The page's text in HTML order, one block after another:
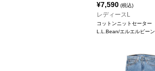
¥7,590 (税込)
レディースL
コットンニットセーター
L.L.Bean/エルエルビーン